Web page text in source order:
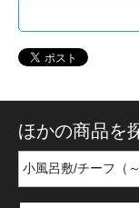
ほかの商品を